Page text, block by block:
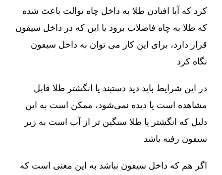
کرد که آیا افتادن طلا به داخل چاه توالت باعث شده
که طلا به چاه فاضلاب برود یا این که در داخل سیفون
قرار دارد، برای این کار می توان به داخل سیفون
نگاه کرد
در این شرایط باید دید دستبند یا انگشتر طلا قابل
مشاهده است یا دیده نمی‌شود، ممکن است به این
دلیل که انگشتر یا طلا سنگین تر از آب است به زیر
سیفون رفته باشد
اگر هم که داخل سیفون نباشد به این معنی است که